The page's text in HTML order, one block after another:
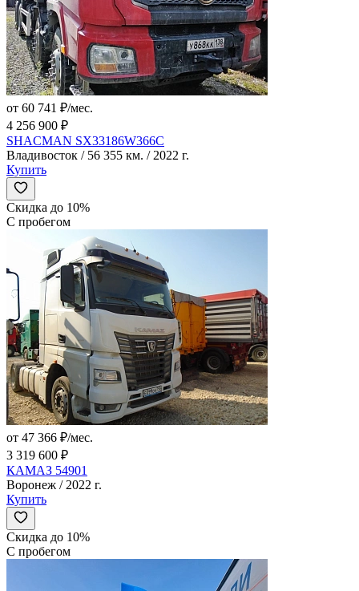
от 60 741 ₽/мес.
4 256 900 ₽
SHACMAN SX33186W366C
Владивосток / 56 355 км. / 2022 г.
Купить
Скидка до 10%
С пробегом
от 47 366 ₽/мес.
3 319 600 ₽
КАМАЗ 54901
Воронеж / 2022 г.
Купить
Скидка до 10%
С пробегом